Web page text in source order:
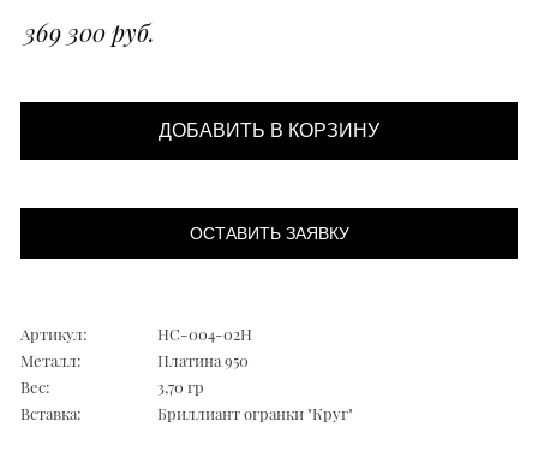
369 300 руб.
ДОБАВИТЬ В КОРЗИНУ
ОСТАВИТЬ ЗАЯВКУ
Артикул:
НС-004-02Н
Металл:
Платина 950
Вес:
3,70 гр
Вставка:
Бриллиант огранки "Круг"